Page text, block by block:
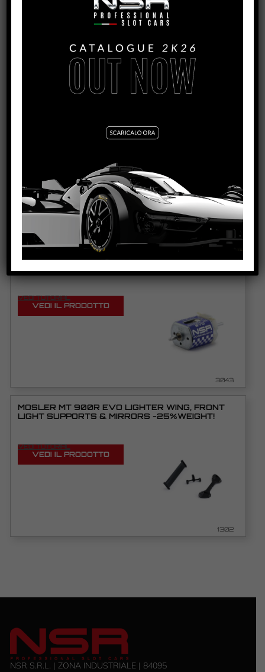
1448/1449/1540/1451/1481
MECCANICA,RICAMBI,Telaio
PRODOTTI CORRELATI
3/32” HARD STEEL AXLE
VEDI IL PRODOTTO
4801/4802/4866
VEDI TUTORIAL
VEDI IL PRODOTTO
3043
MOSLER MT 900R EVO LIGHTER WING, FRONT
LIGHT SUPPORTS & MIRRORS -25%WEIGHT!
VEDI TUTORIAL
VEDI IL PRODOTTO
1302
NSR S.R.L. | ZONA INDUSTRIALE | 84095